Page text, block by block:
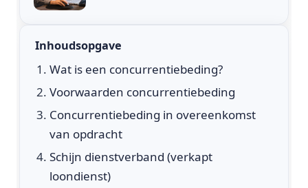
Inhoudsopgave
Wat is een concurrentiebeding?
Voorwaarden concurrentiebeding
Concurrentiebeding in overeenkomst
van opdracht
Schijn dienstverband (verkapt
loondienst)